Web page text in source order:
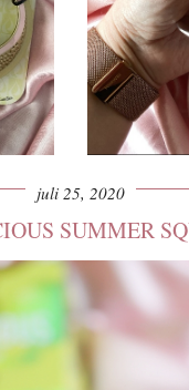
juli 25, 2020
SUMMER